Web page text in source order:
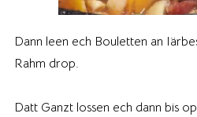
Dann leen ech Bouletten an
Rahm drop.
Datt Ganzt lossen ech dann bis